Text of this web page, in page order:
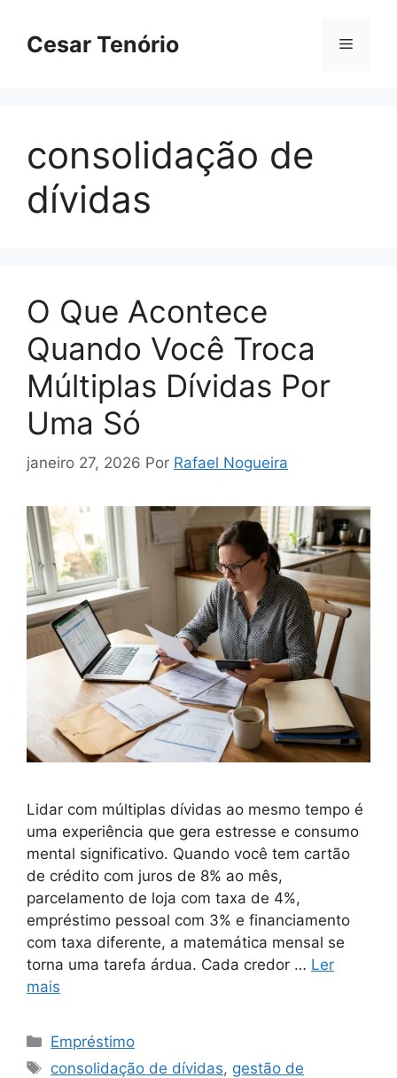
Cesar Tenório Menu
consolidação de
dívidas
O Que Acontece
Quando Você Troca
Múltiplas Dívidas Por
Uma Só
janeiro 27, 2026 Por Rafael Nogueira
Lidar com múltiplas dívidas ao mesmo tempo é
uma experiência que gera estresse e consumo
mental significativo. Quando você tem cartão
de crédito com juros de 8% ao mês,
parcelamento de loja com taxa de 4%,
empréstimo pessoal com 3% e financiamento
com taxa diferente, a matemática mensal se
torna uma tarefa árdua. Cada credor … Ler
mais
Categorias
Empréstimo
Tags
consolidação de dívidas, gestão de